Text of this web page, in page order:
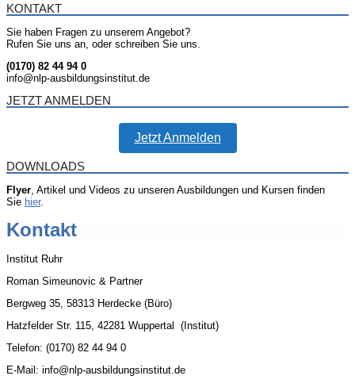
KONTAKT
Sie haben Fragen zu unserem Angebot?
Rufen Sie uns an, oder schreiben Sie uns.
(0170) 82 44 94 0
info@nlp-ausbildungsinstitut.de
JETZT ANMELDEN
Jetzt Anmelden
DOWNLOADS
Flyer , Artikel und Videos zu unseren Ausbildungen und Kursen finden
Sie hier.
Kontakt
Institut Ruhr
Roman Simeunovic & Partner
Bergweg 35, 58313 Herdecke (Büro)
Hatzfelder Str. 115, 42281 Wuppertal (Institut)
Telefon: (0170) 82 44 94 0
E-Mail: info@nlp-ausbildungsinstitut.de